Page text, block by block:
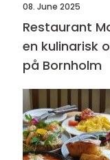
08. June 2025
Restaurant
en kulinarisk
på Bornholm